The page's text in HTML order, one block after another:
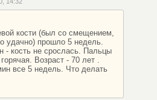
кости (был со смещением,
удачно) прошло 5 недель.
- кость не срослась. Пальцы
Возраст - 70 лет .
все 5 недель. Что делать